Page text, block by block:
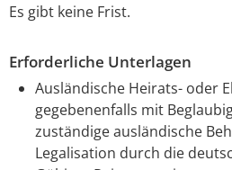
Es gibt keine Frist.
Erforderliche Unterlagen
Ausländische Heirats- oder
gegebenenfalls mit
zuständige ausländische
Legalisation durch die